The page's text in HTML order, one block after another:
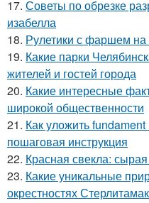
17. Советы по обрезке
изабелла
18. Рулетики с фаршем на
19. Какие парки
жителей и гостей города
20. Какие интересные
широкой общественности
21. Как уложить
пошаговая инструкция
22. Красная свекла:
23. Какие уникальные
окрестностях